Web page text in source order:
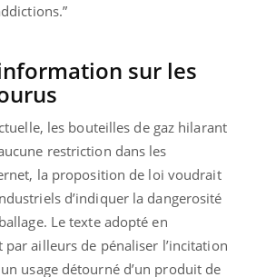
sur les
les bouteilles de gaz hilarant
restriction dans les
la proposition de loi voudrait
d’indiquer la dangerosité
Le texte adopté en
ailleurs de pénaliser l’incitation
usage détourné d’un produit de